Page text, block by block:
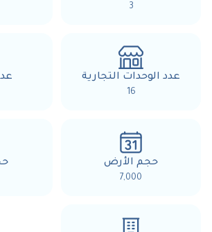
3
عدد الوحدات التجارية
16
حجم الأرض
7,000